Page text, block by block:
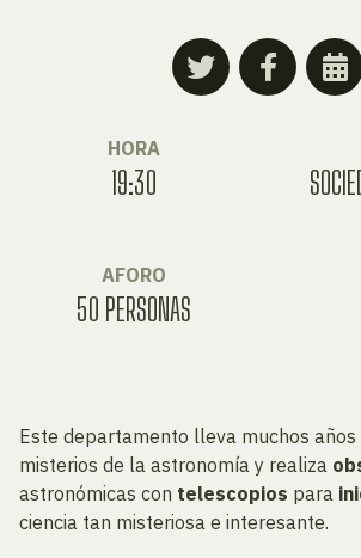
HORA
19:30
AFORO
50 PERSONAS
Este departamento lleva muchos
misterios de la astronomía y realiza
astronómicas con telescopios para
ciencia tan misteriosa e interesante.